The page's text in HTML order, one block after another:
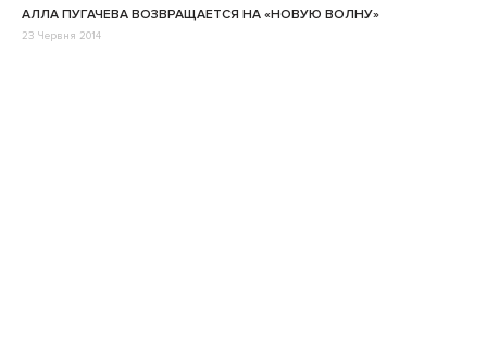
АЛЛА ПУГАЧЕВА ВОЗВРАЩАЕТСЯ НА «НОВУЮ ВОЛНУ»
23 Червня 2014